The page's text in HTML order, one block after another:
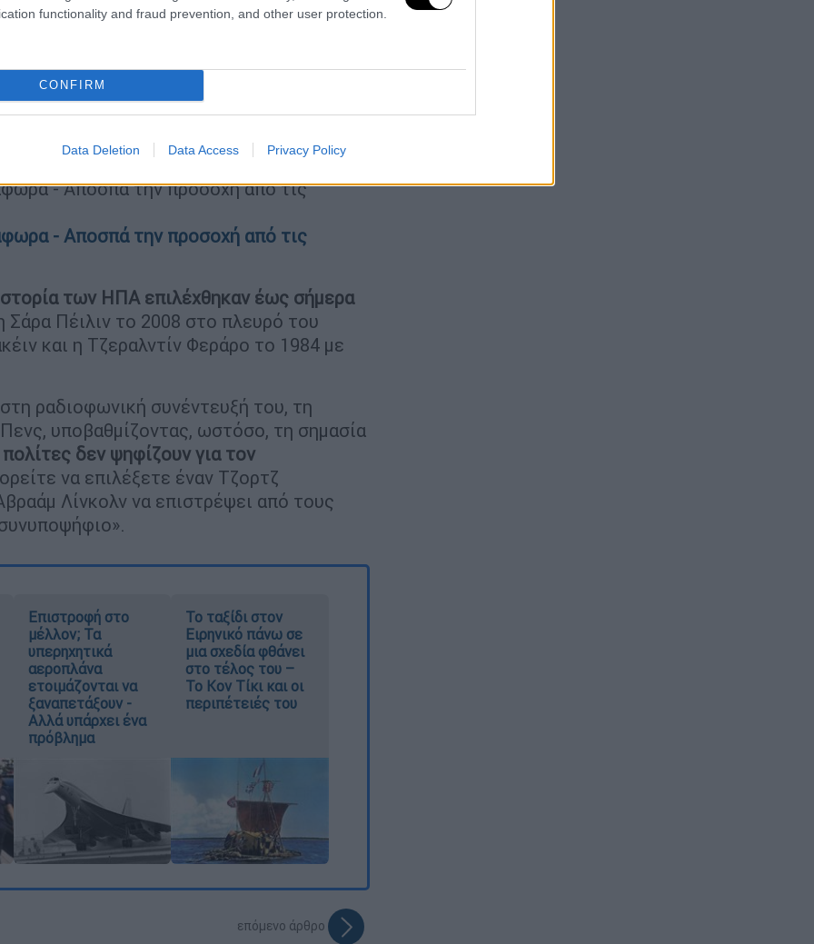
functionality and fraud prevention, and other user protection.
CONFIRM
Data Deletion Data Access Privacy Policy
- Αποσπά την προσοχή από τις
- Αποσπά την προσοχή από τις
των ΗΠΑ επιλέχθηκαν έως σήμερα
Σάρα Πέιλιν το 2008 στο πλευρό του
και η Τζεραλντίν Φεράρο το 1984 με
ραδιοφωνική συνέντευξή του, τη
υποβαθμίζοντας, ωστόσο, τη σημασία
πολίτες δεν ψηφίζουν για τον
να επιλέξετε έναν Τζορτζ
Λίνκολν να επιστρέψει από τους
Επιστροφή στο
μέλλον; Τα
υπερηχητικά
αεροπλάνα
ετοιμάζονται να
ξαναπετάξουν -
Αλλά υπάρχει ένα
πρόβλημα
Το ταξίδι στον
Ειρηνικό πάνω σε
μια σχεδία φθάνει
στο τέλος του –
Το Κον Τίκι και οι
περιπέτειές του
επόμενο άρθρο